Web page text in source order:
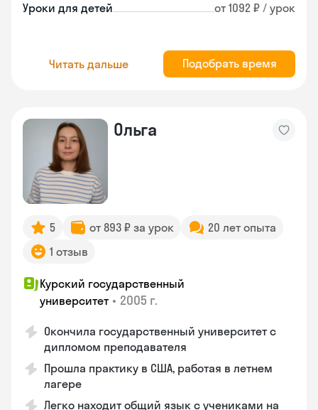
Уроки для детей от 1092 ₽ / урок
Читать дальше Подобрать время
Ольга
5 от 893 ₽ за урок
20 лет опыта
1 отзыв
Курский государственный
университет • 2005 г.
Окончила государственный университет с
дипломом преподавателя
Прошла практику в США, работая в летнем
лагере
Легко находит общий язык с учениками на